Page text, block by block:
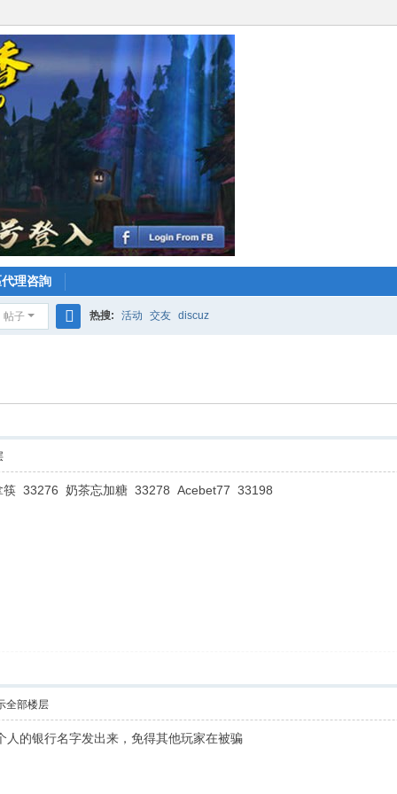
代理咨詢
帖子 热搜: 活动 交友 discuz
筷 33276 奶茶忘加糖 33278 Acebet77 33198
全部楼层
的银行名字发出来，免得其他玩家在被骗